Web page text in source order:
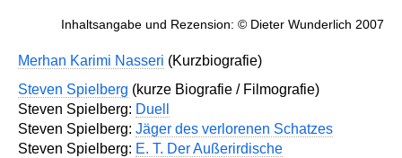
Inhaltsangabe und Rezension: © Dieter Wunderlich 2007
Merhan Karimi Nasseri (Kurzbiografie)
Steven Spielberg (kurze Biografie / Filmografie)
Steven Spielberg: Duell
Steven Spielberg: Jäger des verlorenen Schatzes
Steven Spielberg: E. T. Der Außerirdische